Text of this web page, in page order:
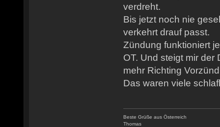
verdreht.
Bis jetzt noch nie
verkehrt drauf passt.
Zündung funktioniert
OT. Und steigt mir der
mehr Richting
Das waren viele
Beste Grüße aus Österreich
Thomas